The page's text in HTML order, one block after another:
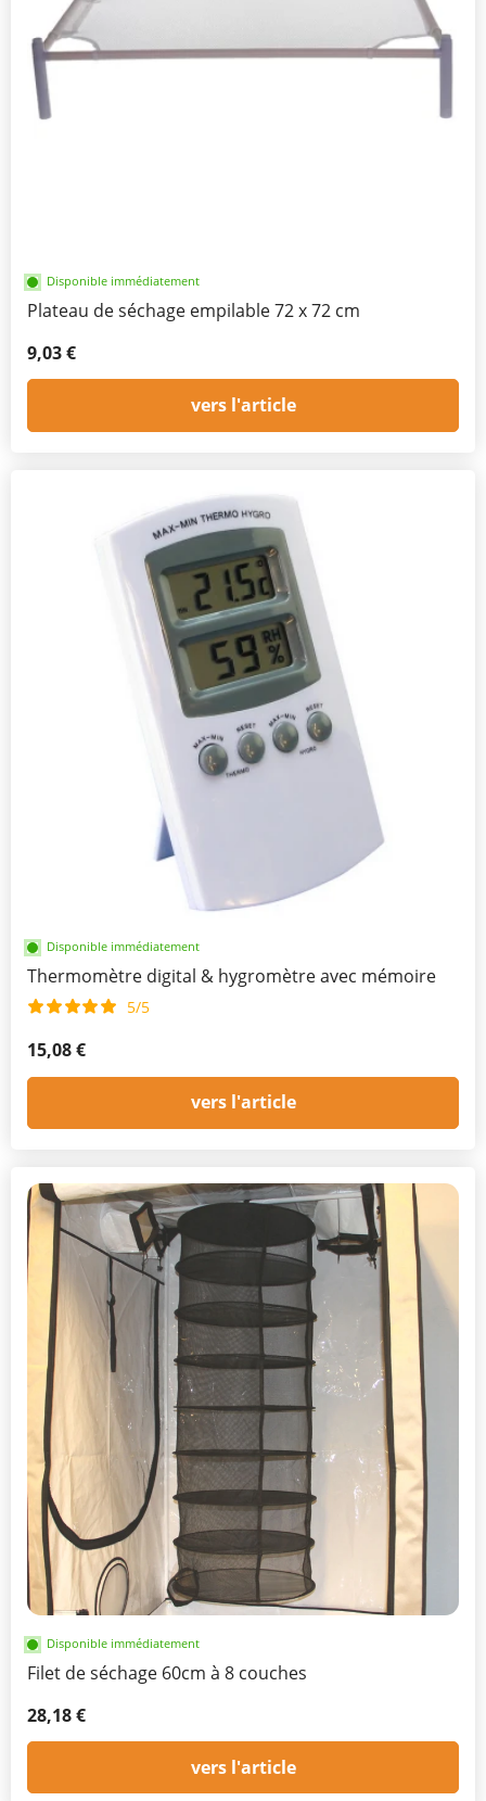
Disponible immédiatement
Plateau de séchage empilable 72 x 72 cm
9,03 €
vers l'article
Disponible immédiatement
Thermomètre digital & hygromètre avec mémoire
5/5
15,08 €
vers l'article
Disponible immédiatement
Filet de séchage 60cm à 8 couches
28,18 €
vers l'article